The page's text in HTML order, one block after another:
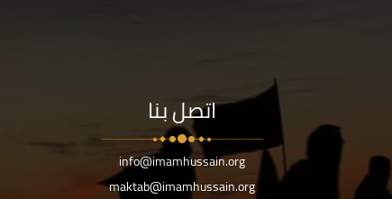
اتصل بنا
info@imamhussain.org
maktab@imamhussain.org